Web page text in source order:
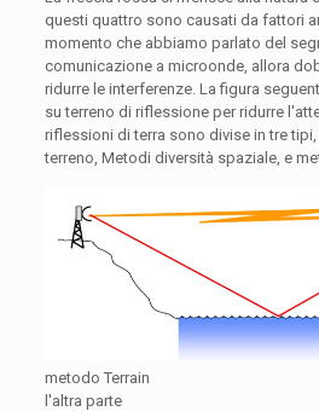
questi quattro sono causati da fattori
momento che abbiamo parlato del
comunicazione a microonde, allora
ridurre le interferenze. La figura
su terreno di riflessione per ridurre
riflessioni di terra sono divise in tre
terreno, Metodi diversità spaziale, e
metodo Terrain
l'altra parte